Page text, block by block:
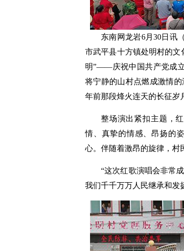
东南网龙岩6月30日讯
市武平县十方镇处明村的文
明”——庆祝中国共产党成立
将宁静的山村点燃成激情
年前那段烽火连天的长征岁
整场演出紧扣主题，
情、真挚的情感、昂扬的
心。伴随着激昂的旋律，村
“这次红歌演唱会非常
我们千千万万人民继承和发